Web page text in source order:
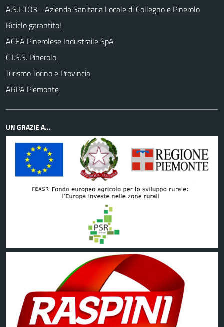
A.S.L.TO3 - Azienda Sanitaria Locale di Collegno e Pinerolo
Riciclo garantito!
ACEA Pinerolese Industraile SpA
C.I.S.S. Pinerolo
Turismo Torino e Provincia
ARPA Piemonte
UN GRAZIE A...